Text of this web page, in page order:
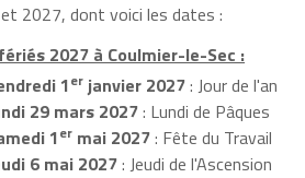
2027, dont voici les dates :
2027 à Coulmier-le-Sec :
1erjanvier 2027: Jour de l'an
29 mars 2027: Lundi de Pâques
1ermai 2027: Fête du Travail
6 mai 2027: Jeudi de l'Ascension